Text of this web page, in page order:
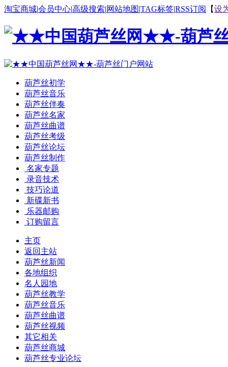
淘宝商城|会员中心|高级搜索|网站地图|TAG标签|RSS订阅 【设
葫芦丝初学
葫芦丝音乐
葫芦丝伴奏
葫芦丝名家
葫芦丝曲谱
葫芦丝考级
葫芦丝论坛
葫芦丝制作
名家专题
录音技术
技巧论道
新碟新书
乐器邮购
订购留言
主页
返回主站
葫芦丝新闻
各地组织
名人园地
葫芦丝教学
葫芦丝音乐
葫芦丝曲谱
葫芦丝视频
其它相关
葫芦丝商城
葫芦丝专业论坛